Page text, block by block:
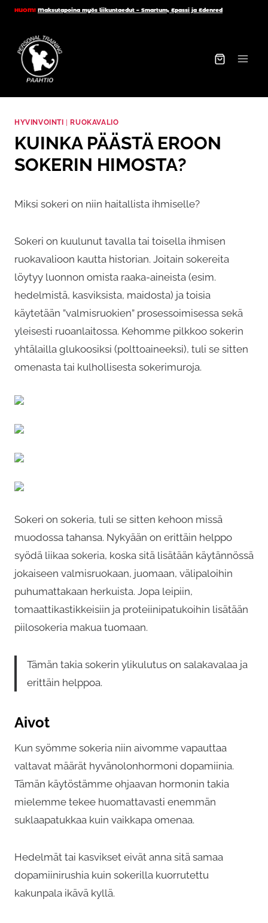
SiirryHUOM! Maksutapoina myös liikuntaedut – Smartum, Epassi ja Edenred
HYVINVOINTI RUOKAVALIO
KUINKA PÄÄSTÄ EROON
SOKERIN HIMOSTA?
Miksi sokeri on niin haitallista ihmiselle?
Sokeri on kuulunut tavalla tai toisella ihmisen
ruokavalioon kautta historian. Joitain sokereita
löytyy luonnon omista raaka-aineista (esim.
hedelmistä, kasviksista, maidosta) ja toisia
käytetään ”valmisruokien” prosessoimisessa sekä
yleisesti ruoanlaitossa. Kehomme pilkkoo sokerin
yhtälailla glukoosiksi (polttoaineeksi), tuli se sitten
omenasta tai kulhollisesta sokerimuroja.
Sokeri on sokeria, tuli se sitten kehoon missä
muodossa tahansa. Nykyään on erittäin helppo
syödä liikaa sokeria, koska sitä lisätään käytännössä
jokaiseen valmisruokaan, juomaan, välipaloihin
puhumattakaan herkuista. Jopa leipiin,
tomaattikastikkeisiin ja proteiinipatukoihin lisätään
piilosokeria makua tuomaan.
Tämän takia sokerin ylikulutus on salakavalaa ja
erittäin helppoa.
Aivot
Kun syömme sokeria niin aivomme vapauttaa
valtavat määrät hyvänolonhormoni dopamiinia.
Tämän käytöstämme ohjaavan hormonin takia
mielemme tekee huomattavasti enemmän
suklaapatukkaa kuin vaikkapa omenaa.
Hedelmät tai kasvikset eivät anna sitä samaa
dopamiinirushia kuin sokerilla kuorrutettu
kakunpala ikävä kyllä.